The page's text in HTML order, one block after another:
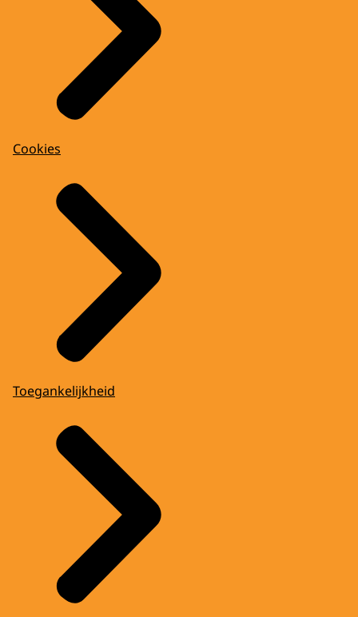
Cookies
Toegankelijkheid